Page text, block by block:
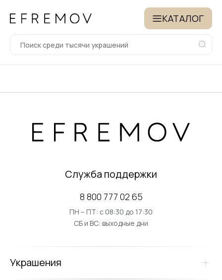
КАТАЛОГ
Служба поддержки
8 800 777 02 65
ПН – ПТ: с 08:30 до 17:30
СБ и ВС: выходные дни
Украшения